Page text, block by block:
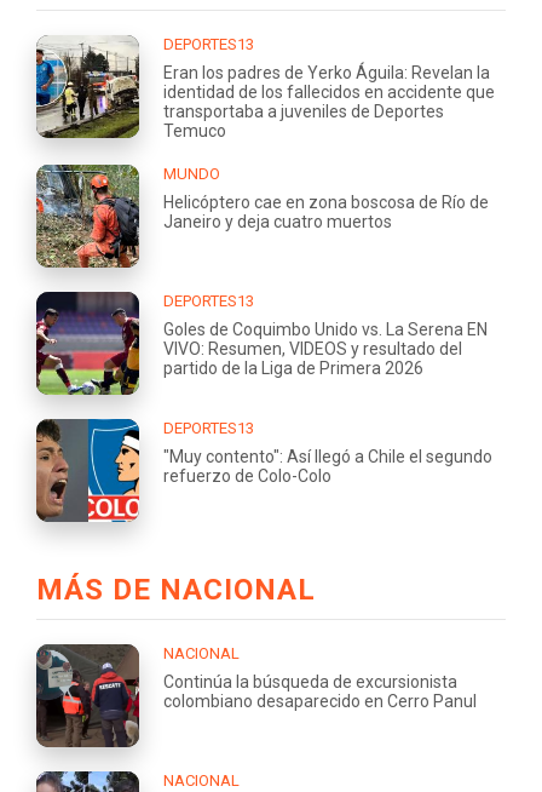
DEPORTES13
Eran los padres de Yerko Águila: Revelan la
identidad de los fallecidos en accidente que
transportaba a juveniles de Deportes
Temuco
MUNDO
Helicóptero cae en zona boscosa de Río de
Janeiro y deja cuatro muertos
DEPORTES13
Goles de Coquimbo Unido vs. La Serena EN
VIVO: Resumen, VIDEOS y resultado del
partido de la Liga de Primera 2026
DEPORTES13
"Muy contento": Así llegó a Chile el segundo
refuerzo de Colo-Colo
MÁS DE NACIONAL
NACIONAL
Continúa la búsqueda de excursionista
colombiano desaparecido en Cerro Panul
NACIONAL